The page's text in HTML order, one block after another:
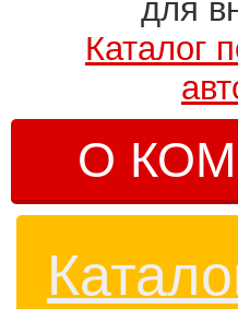
для
Каталог
О